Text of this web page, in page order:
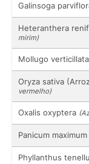
Galinsoga
Heteranthera
mirim)
Mollugo verticillata
Oryza sativa
vermelho)
Oxalis oxyptera
Panicum maximum
Phyllanthus